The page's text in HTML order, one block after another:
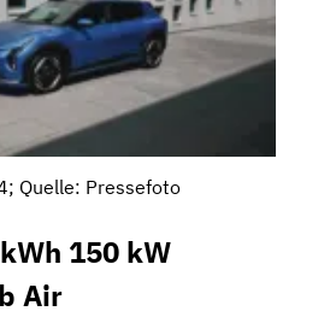
Quelle: Pressefoto
150 kW
Air